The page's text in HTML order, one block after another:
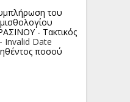
του
- Τακτικός
- Invalid Date
ποσoύ